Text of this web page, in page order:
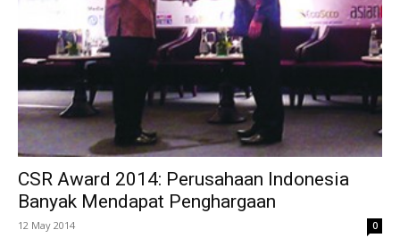
CSR Award 2014: Perusahaan Indonesia
Banyak Mendapat Penghargaan
12 May 2014 0